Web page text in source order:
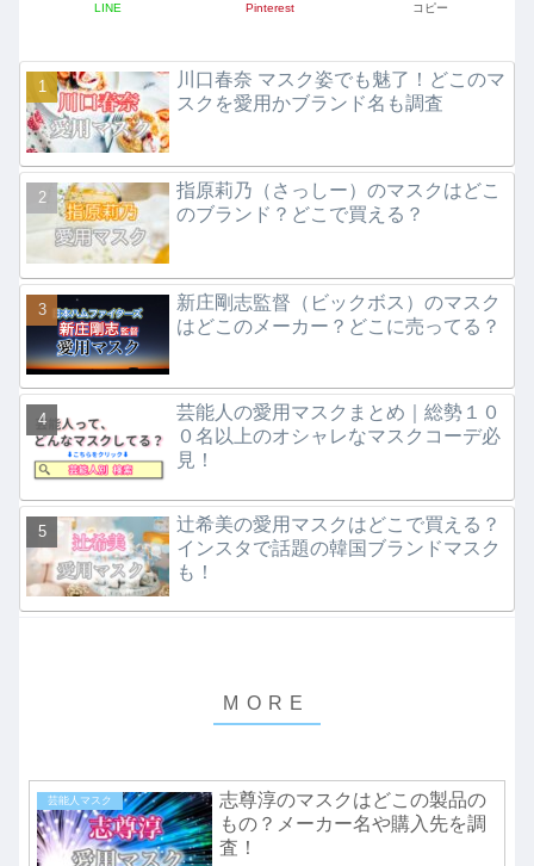
LINE Pinterest コピー
川口春奈 マスク姿でも魅了！どこのマ
スクを愛用かブランド名も調査
指原莉乃（さっしー）のマスクはどこ
のブランド？どこで買える？
新庄剛志監督（ビックボス）のマスク
はどこのメーカー？どこに売ってる？
芸能人の愛用マスクまとめ｜総勢１０
０名以上のオシャレなマスクコーデ必
見！
辻希美の愛用マスクはどこで買える？
インスタで話題の韓国ブランドマスク
も！
芸能人マスク
志尊淳のマスクはどこの製品の
もの？メーカー名や購入先を調
査！